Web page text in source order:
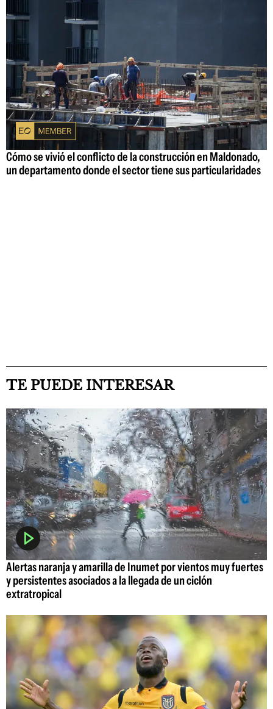
Cómo se vivió el conflicto de la construcción en Maldonado,
un departamento donde el sector tiene sus particularidades
TE PUEDE INTERESAR
Alertas naranja y amarilla de Inumet por vientos muy fuertes
y persistentes asociados a la llegada de un ciclón
extratropical